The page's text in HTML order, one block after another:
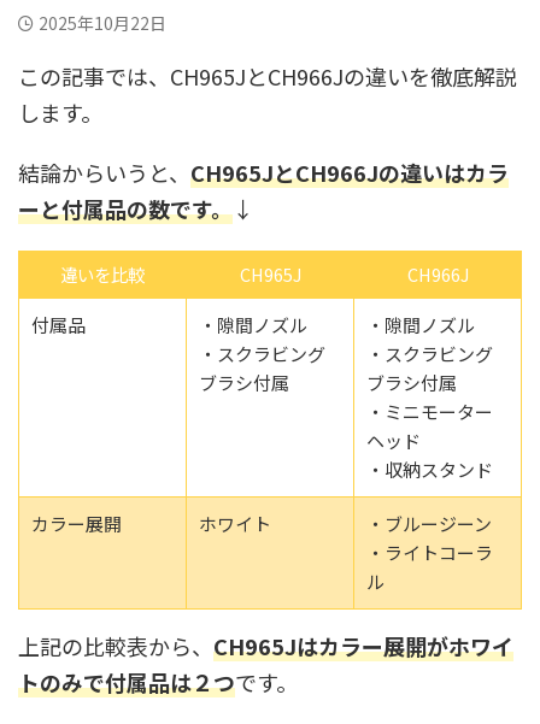
2025年10月22日
この記事では、CH965JとCH966Jの違いを徹底解説
します。
結論からいうと、 CH965JとCH966Jの違いはカラ
ーと付属品の数です。↓
違いを比較 CH965J
CH966J
付属品
・隙間ノズル
・スクラビング
ブラシ付属
・隙間ノズル
・スクラビング
ブラシ付属
・ミニモーター
ヘッド
・収納スタンド
カラー展開 ホワイト
・ブルージーン
・ライトコーラ
ル
上記の比較表から、 CH965Jはカラー展開がホワイ
トのみで付属品は２つです。